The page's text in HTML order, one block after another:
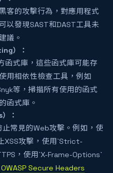
客的攻擊行為，對應用程式
以發現SAST和DAST工具未
議。
）：
函式庫，這些函式庫可能存
用相依性檢查工具，例如
等，掃描所有使用的函式
函式庫。
：
常見的Web攻擊。例如，使
XSS攻擊，使用`Strict-
，使用`X-Frame-Options`
OWASP Secure Headers